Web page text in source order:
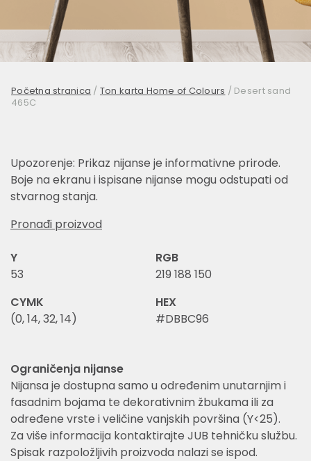
Početna stranica / Ton karta Home of Colours / Desert sand
465C
Upozorenje: Prikaz nijanse je informativne prirode.
Boje na ekranu i ispisane nijanse mogu odstupati od
stvarnog stanja.
Pronađi proizvod
Y
53
RGB
219 188 150
CYMK
(0, 14, 32, 14)
HEX
#DBBC96
Ograničenja nijanse
Nijansa je dostupna samo u određenim unutarnjim i
fasadnim bojama te dekorativnim žbukama ili za
određene vrste i veličine vanjskih površina (Y<25).
Za više informacija kontaktirajte JUB tehničku službu.
Spisak razpoložljivih proizvoda nalazi se ispod.